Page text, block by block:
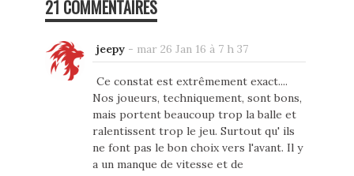
21 COMMENTAIRES
jeepy- mar 26 Jan 16 à 7 h 37
Ce constat est extrêmement exact....
Nos joueurs, techniquement, sont bons,
mais portent beaucoup trop la balle et
ralentissent trop le jeu. Surtout qu' ils
ne font pas le bon choix vers l'avant. Il y
a un manque de vitesse et de